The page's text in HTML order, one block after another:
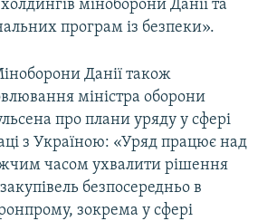
міноборони Данії та
програм із безпеки».
Данії також
міністра оборони
про плани уряду у сфері
з Україною: «Уряд працює над
часом ухвалити рішення
безпосередньо в
зокрема у сфері